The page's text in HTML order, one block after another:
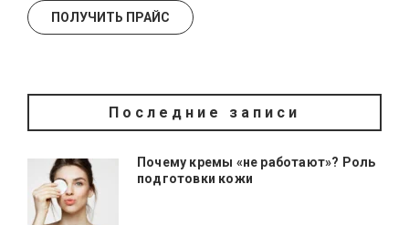
Последние записи
Почему кремы «не работают»? Роль
подготовки кожи